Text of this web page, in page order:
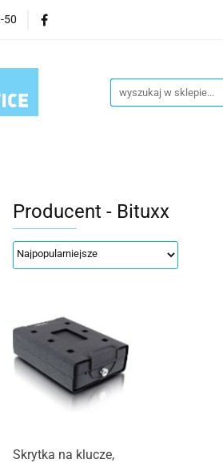
50
Artykuły biurowe
i eksploatacja Blog Kontakt
Producent - Bituxx
Skrytka na klucze,